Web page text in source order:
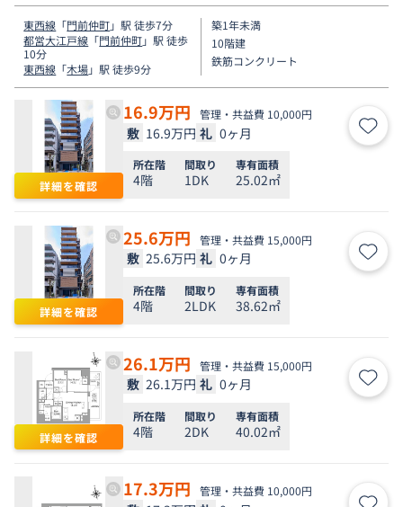
東西線 「門前仲町」駅 徒歩7分
都営大江戸線 「門前仲町」駅 徒歩
10分
東西線 「木場」駅 徒歩9分
築1年未満
10階建
鉄筋コンクリート
詳細を確認
16.9万円 管理・共益費 10,000円
敷 16.9万円 礼 0ヶ月 お気
所在階
4階
間取り
1DK
専有面積
25.02㎡
詳細を確認
25.6万円 管理・共益費 15,000円
敷 25.6万円 礼 0ヶ月 お気
所在階
4階
間取り
2LDK
専有面積
38.62㎡
詳細を確認
26.1万円 管理・共益費 15,000円
敷 26.1万円 礼 0ヶ月 お気
所在階
4階
間取り
2DK
専有面積
40.02㎡
17.3万円 管理・共益費 10,000円